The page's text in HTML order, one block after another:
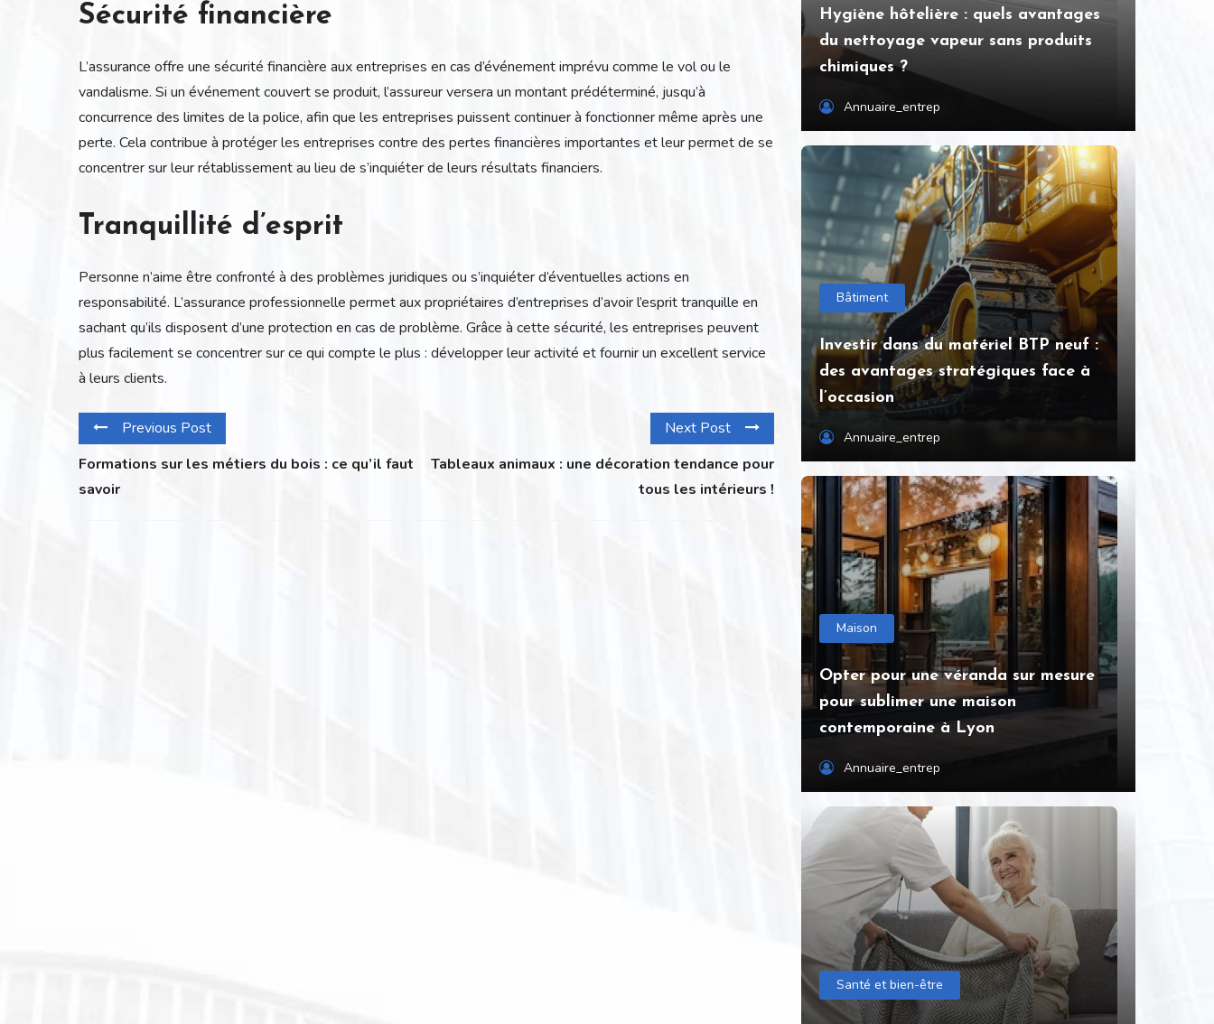
Sécurité financière
L’assurance offre une sécurité financière aux entreprises en cas d’événement imprévu comme le vol ou le
vandalisme. Si un événement couvert se produit, l’assureur versera un montant prédéterminé, jusqu’à
concurrence des limites de la police, afin que les entreprises puissent continuer à fonctionner même après une
perte. Cela contribue à protéger les entreprises contre des pertes financières importantes et leur permet de se
concentrer sur leur rétablissement au lieu de s’inquiéter de leurs résultats financiers.
Tranquillité d’esprit
Personne n’aime être confronté à des problèmes juridiques ou s’inquiéter d’éventuelles actions en
responsabilité. L’assurance professionnelle permet aux propriétaires d’entreprises d’avoir l’esprit tranquille en
sachant qu’ils disposent d’une protection en cas de problème. Grâce à cette sécurité, les entreprises peuvent
plus facilement se concentrer sur ce qui compte le plus : développer leur activité et fournir un excellent service
à leurs clients.
Previous Post
Formations sur les métiers du bois : ce qu’il faut
savoir
Next Post
Tableaux animaux : une décoration tendance pour
tous les intérieurs !
Hygiène hôtelière : quels avantages
du nettoyage vapeur sans produits
chimiques ?
Annuaire_entrep
Bâtiment
Investir dans du matériel BTP neuf :
des avantages stratégiques face à
l’occasion
Annuaire_entrep
Maison
Opter pour une véranda sur mesure
pour sublimer une maison
contemporaine à Lyon
Annuaire_entrep
Santé et bien-être